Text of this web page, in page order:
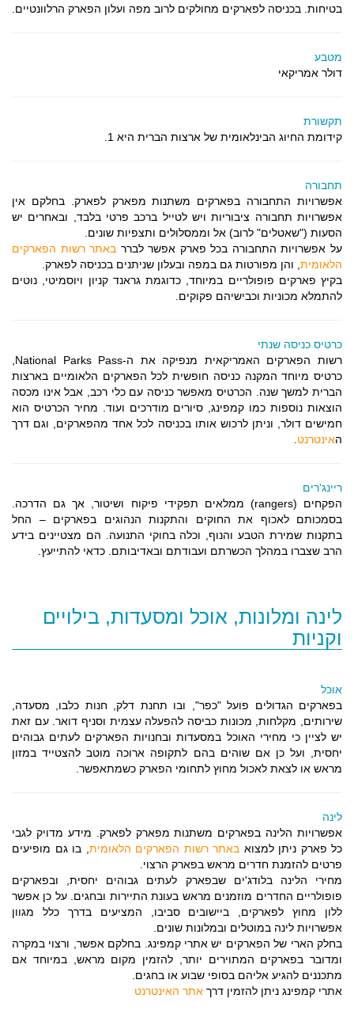
בטיחות. בכניסה לפארקים מחולקים לרוב מפה ועלון הפארק הרלוונטיים.
מטבע
דולר אמריקאי
תקשורת
קידומת החיוג הבינלאומית של ארצות הברית היא 1.
תחבורה
אפשרויות התחבורה בפארקים משתנות מפארק לפארק. בחלקם אין
אפשרויות תחבורה ציבוריות ויש לטייל ברכב פרטי בלבד, ובאחרים יש
הסעות ("שאטלים" לרוב) אל וממסלולים ותצפיות שונים.
על אפשרויות התחבורה בכל פארק אפשר לברר באתר רשות הפארקים
הלאומית , והן מפורטות גם במפה ובעלון שניתנים בכניסה לפארק.
בקיץ פארקים פופולריים במיוחד, כדוגמת גראנד קניון ויוסמיטי, נוטים
להתמלא מכוניות וכבישיהם פקוקים.
כרטיס כניסה שנתי
כרטיס מיוחד המקנה כניסה חופשית לכל הפארקים הלאומיים בארצות
הברית למשך שנה. הכרטיס מאפשר כניסה עם כלי רכב, אבל אינו מכסה
הוצאות נוספות כמו קמפינג, סיורים מודרכים ועוד. מחיר הכרטיס הוא
חמישים דולר, וניתן לרכוש אותו בכניסה לכל אחד מהפארקים, וגם דרך
האינטרנט
ריינג'רים
הפקחים (rangers) ממלאים תפקידי פיקוח ושיטור, אך גם הדרכה.
בסמכותם לאכוף את החוקים והתקנות הנהוגים בפארקים – החל
בתקנות שמירת הטבע והנוף, וכלה בחוקי התנועה. הם מצטיינים בידע
הרב שצברו במהלך הכשרתם ועבודתם ובאדיבותם. כדאי להתייעץ.
לינה ומלונות, אוכל ומסעדות, בילויים
וקניות
אוכל
בפארקים הגדולים פועל "כפר", ובו תחנת דלק, חנות כלבו, מסעדה,
שירותים, מקלחות, מכונות כביסה להפעלה עצמית וסניף דואר. עם זאת
יש לציין כי מחירי האוכל במסעדות ובחנויות הפארקים לעתים גבוהים
יחסית, ועל כן אם שוהים בהם לתקופה ארוכה מוטב להצטייד במזון
מראש או לצאת לאכול מחוץ לתחומי הפארק כשמתאפשר.
לינה
אפשרויות הלינה בפארקים משתנות מפארק לפארק. מידע מדויק לגבי
כל פארק ניתן למצוא באתר רשות הפארקים הלאומית , בו גם מופיעים
פרטים להזמנת חדרים מראש בפארק הרצוי.
מחירי הלינה בלודג'ים שבפארק לעתים גבוהים יחסית, ובפארקים
פופולריים החדרים מוזמנים מראש בעונת התיירות ובחגים. על כן אפשר
ללון מחוץ לפארקים, ביישובים סביבו, המציעים בדרך כלל מגוון
אפשרויות לינה במוטלים ובמלונות שונים.
בחלק הארי של הפארקים יש אתרי קמפינג. בחלקם אפשר, ורצוי במקרה
ומדובר בפארקים המתוירים יותר, להזמין מקום מראש, במיוחד אם
מתכננים להגיע אליהם בסופי שבוע או בחגים.
אתרי קמפינג ניתן להזמין דרך אתר האינטרנט